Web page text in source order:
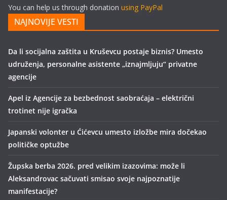
You can help us through donation using PayPal
NAJNOVIJE VESTI
Da li socijalna zaštita u Kruševcu postaje biznis? Umesto
udruženja, personalne asistente „iznajmljuju“ privatne
agencije
Apel iz Agencije za bezbednost saobraćaja – električni
trotinet nije igračka
Japanski volonter u Ćićevcu umesto izložbe mira dočekao
političke optužbe
Župska berba 2026. pred velikim izazovima: može li
Aleksandrovac sačuvati smisao svoje najpoznatije
manifestacije?